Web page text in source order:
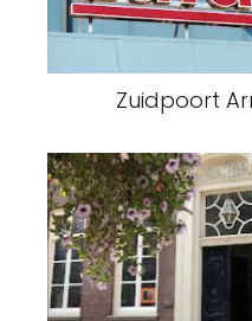
Zuidpoort